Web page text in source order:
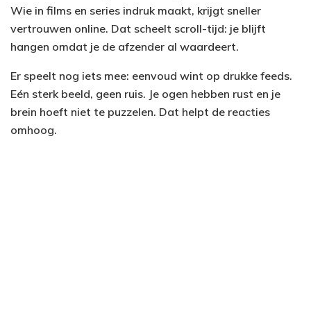
Wie in films en series indruk maakt, krijgt sneller
vertrouwen online. Dat scheelt scroll-tijd: je blijft
hangen omdat je de afzender al waardeert.
Er speelt nog iets mee: eenvoud wint op drukke feeds.
Eén sterk beeld, geen ruis. Je ogen hebben rust en je
brein hoeft niet te puzzelen. Dat helpt de reacties
omhoog.